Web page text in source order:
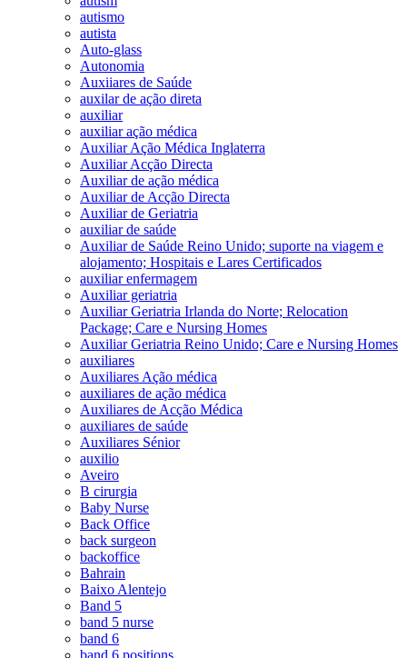
autismo
autista
Auto-glass
Autonomia
Auxiiares de Saúde
auxilar de ação direta
auxiliar
auxiliar ação médica
Auxiliar Ação Médica Inglaterra
Auxiliar Acção Directa
Auxiliar de ação médica
Auxiliar de Acção Directa
Auxiliar de Geriatria
auxiliar de saúde
Auxiliar de Saúde Reino Unido; suporte na viagem e
alojamento; Hospitais e Lares Certificados
auxiliar enfermagem
Auxiliar geriatria
Auxiliar Geriatria Irlanda do Norte; Relocation
Package; Care e Nursing Homes
Auxiliar Geriatria Reino Unido; Care e Nursing Homes
auxiliares
Auxiliares Ação médica
auxiliares de ação médica
Auxiliares de Acção Médica
auxiliares de saúde
Auxiliares Sénior
auxilio
Aveiro
B cirurgia
Baby Nurse
Back Office
back surgeon
backoffice
Bahrain
Baixo Alentejo
Band 5
band 5 nurse
band 6
band 6 positions